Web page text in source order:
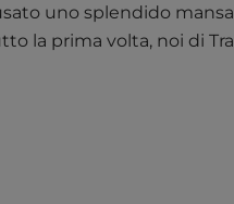
uno splendido
la prima volta, noi di